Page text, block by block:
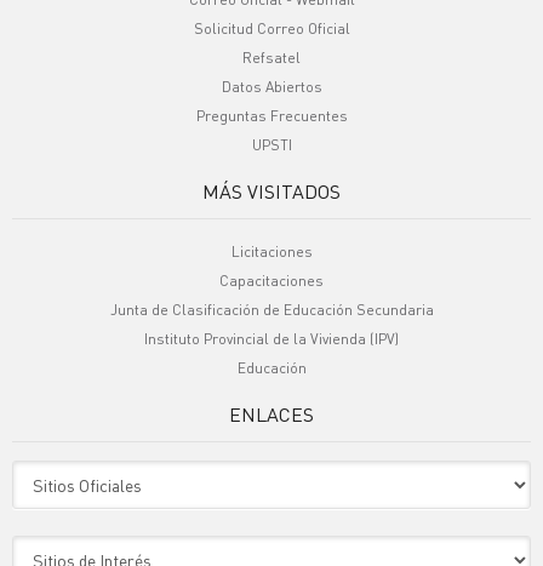
Solicitud Correo Oficial
Refsatel
Datos Abiertos
Preguntas Frecuentes
UPSTI
MÁS VISITADOS
Licitaciones
Capacitaciones
Junta de Clasificación de Educación Secundaria
Instituto Provincial de la Vivienda (IPV)
Educación
ENLACES